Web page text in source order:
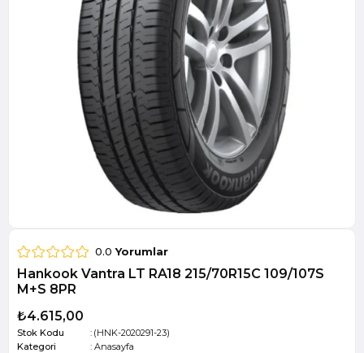
0.0 Yorumlar
Hankook Vantra LT RA18 215/70R15C 109/107S
M+S 8PR
₺4.615,00
Stok Kodu
(HNK-2020291-23)
Kategori
: Anasayfa